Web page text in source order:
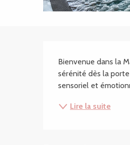
Bienvenue dans la
sérénité dès la
sensoriel et
Lire la suite